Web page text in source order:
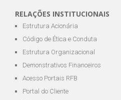
RELAÇÕES INSTITUCIONAIS
Estrutura Acionária
Código de Ética e Conduta
Estrutura Organizacional
Demonstrativos Financeiros
Acesso Portais RFB
Portal do Cliente